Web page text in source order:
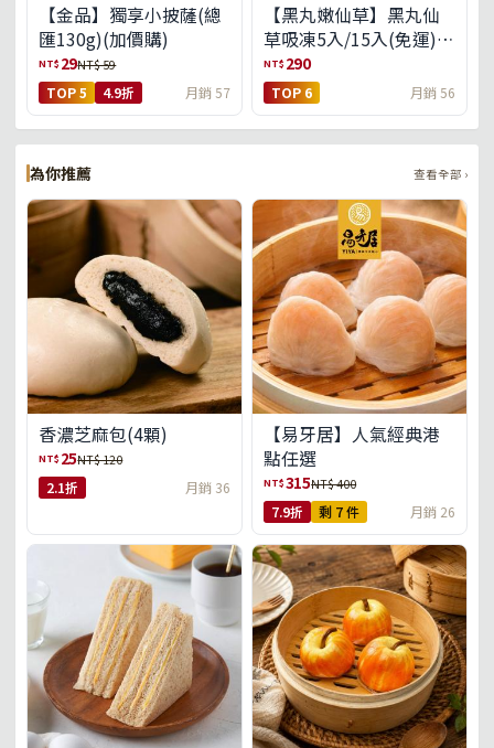
【金品】獨享小披薩(總
匯130g)(加價購)
NT$ 29NT$ 59
TOP 5 4.9折 月銷 57
【黑丸嫩仙草】黑丸仙
草吸凍5入/15入(免運)
(預購中8/14出貨)
NT$ 290
TOP 6 月銷 56
為你推薦 查看全部 ›
香濃芝麻包(4顆)
NT$ 25NT$ 120
2.1折 月銷 36
【易牙居】人氣經典港
點任選
NT$315NT$ 400
7.9折 剩 7 件 月銷 26